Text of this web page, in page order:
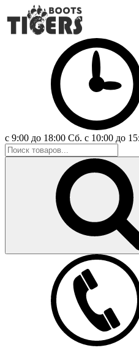
с 9:00 до 18:00 Сб. с 10:00 до